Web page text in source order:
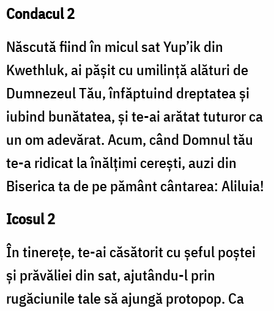
Condacul 2
Născută fiind în micul sat Yup’ik din
Kwethluk, ai pășit cu umilință alături de
Dumnezeul Tău, înfăptuind dreptatea și
iubind bunătatea, și te-ai arătat tuturor ca
un om adevărat. Acum, când Domnul tău
te-a ridicat la înălțimi cerești, auzi din
Biserica ta de pe pământ cântarea: Aliluia!
Icosul 2
În tinerețe, te-ai căsătorit cu șeful poștei
și prăvăliei din sat, ajutându-l prin
rugăciunile tale să ajungă protopop. Ca